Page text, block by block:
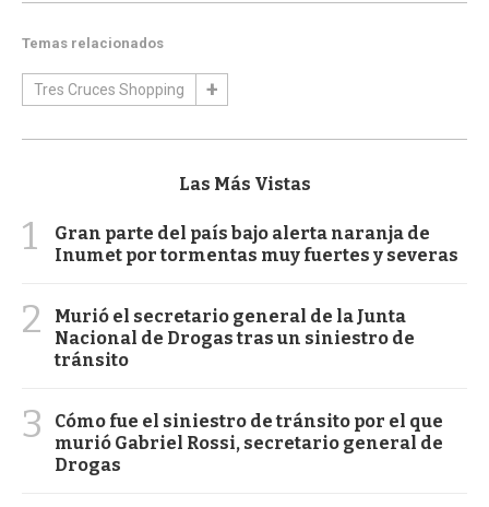
Temas relacionados
Tres Cruces Shopping
Las Más Vistas
1
Gran parte del país bajo alerta naranja de
Inumet por tormentas muy fuertes y severas
2
Murió el secretario general de la Junta
Nacional de Drogas tras un siniestro de
tránsito
3
Cómo fue el siniestro de tránsito por el que
murió Gabriel Rossi, secretario general de
Drogas